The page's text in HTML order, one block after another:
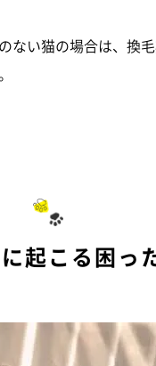
ない猫の場合は、換
起こる困っ